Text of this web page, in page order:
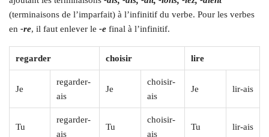
(terminaisons de l’imparfait) à l’infinitif du verbe. Pour les verbes
en -re, il faut enlever le -e final à l’infinitif.
regarder choisir lire
Je
regarder-
ais
Je
choisir-
ais
Je lir-ais
Tu
regarder-
ais
Tu
choisir-
ais
Tu lir-ais